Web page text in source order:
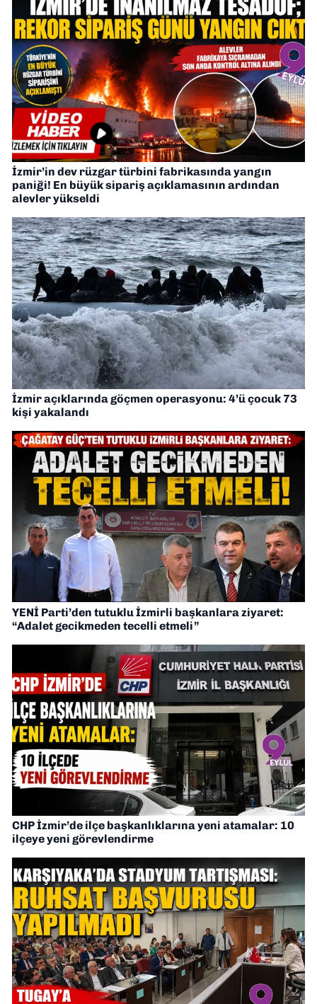
İzmir’in dev rüzgar türbini fabrikasında yangın
paniği! En büyük sipariş açıklamasının ardından
alevler yükseldi
İzmir açıklarında göçmen operasyonu: 4’ü çocuk 73
kişi yakalandı
YENİ Parti’den tutuklu İzmirli başkanlara ziyaret:
“Adalet gecikmeden tecelli etmeli”
CHP İzmir’de ilçe başkanlıklarına yeni atamalar: 10
ilçeye yeni görevlendirme